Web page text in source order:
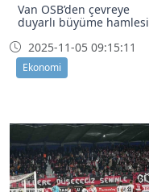
Van OSB’den çevreye
duyarlı büyüme hamlesi
2025-11-05 09:15:11
Ekonomi